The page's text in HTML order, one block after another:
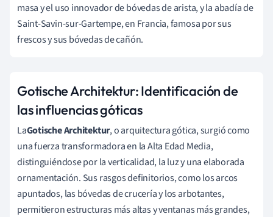
masa y el uso innovador de bóvedas de arista, y la abadía de
Saint-Savin-sur-Gartempe, en Francia, famosa por sus
frescos y sus bóvedas de cañón.
Gotische Architektur: Identificación de
las influencias góticas
LaGotische Architektur, o arquitectura gótica, surgió como
una fuerza transformadora en la Alta Edad Media,
distinguiéndose por la verticalidad, la luz y una elaborada
ornamentación. Sus rasgos definitorios, como los arcos
apuntados, las bóvedas de crucería y los arbotantes,
permitieron estructuras más altas y ventanas más grandes,